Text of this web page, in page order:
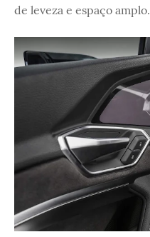
de leveza e espaço amplo.